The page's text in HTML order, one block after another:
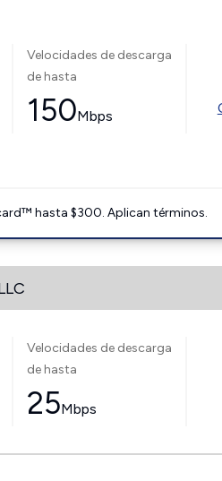
Velocidades de descarga
de hasta
150Mbps
hasta $300. Aplican términos.
Velocidades de descarga
de hasta
25Mbps